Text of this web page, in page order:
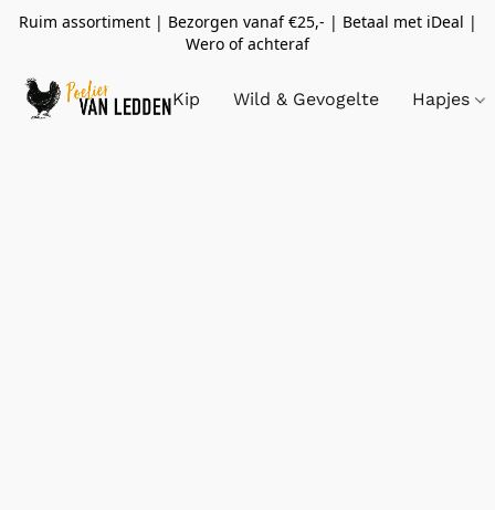
Ruim assortiment | Bezorgen vanaf €25,- | Betaal met iDeal |
Wero of achteraf
Kip Wild & Gevogelte Hapjes